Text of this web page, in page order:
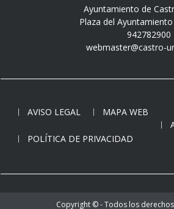
Ayuntamiento de
Plaza del
942782900
webmaster@castro-
AVISO LEGAL
MAPA WEB
POLÍTICA DE PRIVACIDAD
Copyright © - Todos los